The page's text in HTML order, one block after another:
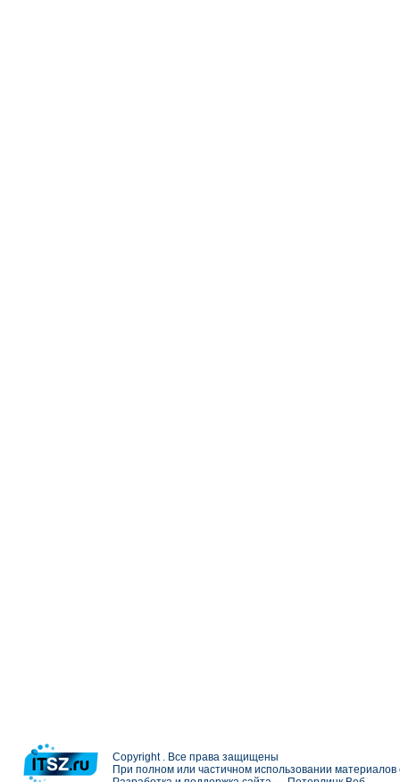
Copyright . Все права защищены
При полном или частичном использовании